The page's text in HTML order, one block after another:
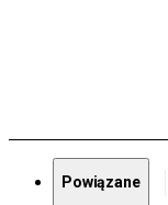
Powiązane